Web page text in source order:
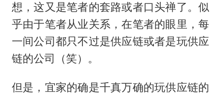
想，这又是笔者的套路或者口头禅了。似
乎由于笔者从业关系，在笔者的眼里，每
一间公司都只不过是供应链或者是玩供应
链的公司（笑）。
但是，宜家的确是千真万确的玩供应链的